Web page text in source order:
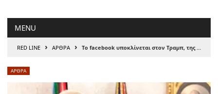
MENU
RED LINE › ΑΡΘΡΑ › Το facebook υποκλίνεται στον Τραμπ, της Βασιλικής Γαλιατσάτου
ΑΡΘΡΑ